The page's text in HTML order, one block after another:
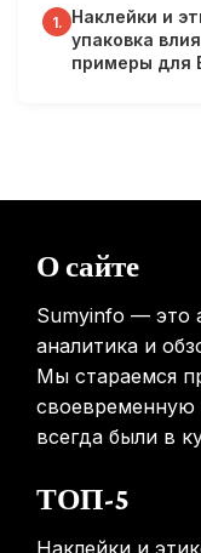
Гарвардские
сосудов в мозге
31.01.2026
выявления рисков
1. Наклейки и
упаковка
примеры для
О сайте
Sumyinfo — это
аналитика и
Мы стараемся
всегда были в
ТОП-5
Наклейки и